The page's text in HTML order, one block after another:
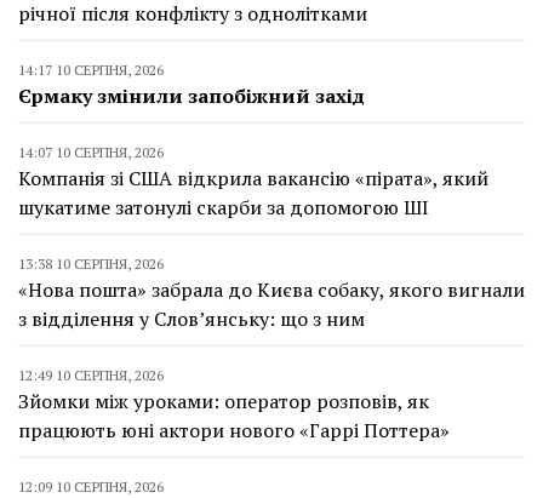
річної після конфлікту з однолітками
14:17 10 СЕРПНЯ, 2026
Єрмаку змінили запобіжний захід
14:07 10 СЕРПНЯ, 2026
Компанія зі США відкрила вакансію «пірата», який
шукатиме затонулі скарби за допомогою ШІ
13:38 10 СЕРПНЯ, 2026
«Нова пошта» забрала до Києва собаку, якого вигнали
з відділення у Слов’янську: що з ним
12:49 10 СЕРПНЯ, 2026
Зйомки між уроками: оператор розповів, як
працюють юні актори нового «Гаррі Поттера»
12:09 10 СЕРПНЯ, 2026